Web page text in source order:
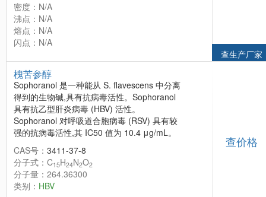
密度：N/A
沸点：N/A
熔点：N/A
闪点：N/A
查生产厂家
槐苦参醇
Sophoranol 是一种能从 S. flavescens 中分离
得到的生物碱,具有抗病毒活性。Sophoranol
具有抗乙型肝炎病毒 (HBV) 活性。
Sophoranol 对呼吸道合胞病毒 (RSV) 具有较
强的抗病毒活性,其 IC50 值为 10.4 μg/mL。
CAS号： 3411-37-8
分子式：C15H24N2O2
分子量：264.36300
类别： HBV
查价格